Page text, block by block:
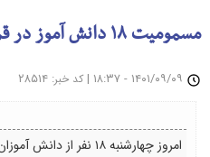
مسمومیت ۱۸ دانش آموز در قم
| کد خبر: ۲۸۵۱۴
امروز چهارشنبه ۱۸ نفر